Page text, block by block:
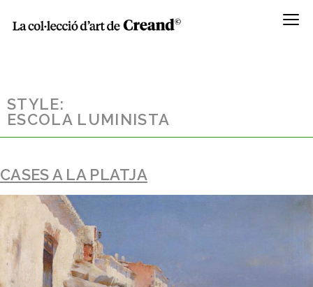
Menú
STYLE:
ESCOLA LUMINISTA
CASES A LA PLATJA